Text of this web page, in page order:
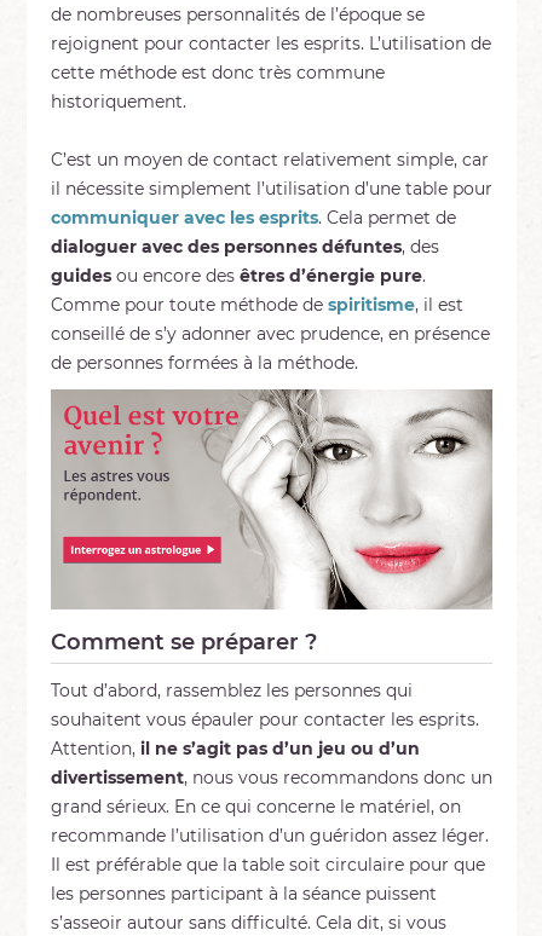
de nombreuses personnalités de l’époque se
rejoignent pour contacter les esprits. L’utilisation de
cette méthode est donc très commune
historiquement.
C’est un moyen de contact relativement simple, car
il nécessite simplement l’utilisation d’une table pour
communiquer avec les esprits. Cela permet de
dialoguer avec des personnes défuntes, des
guidesou encore desêtres d’énergie pure.
Comme pour toute méthode de spiritisme, il est
conseillé de s’y adonner avec prudence, en présence
de personnes formées à la méthode.
Comment se préparer ?
Tout d’abord, rassemblez les personnes qui
souhaitent vous épauler pour contacter les esprits.
Attention, il ne s’agit pas d’un jeu ou d’un
divertissement, nous vous recommandons donc un
grand sérieux. En ce qui concerne le matériel, on
recommande l’utilisation d’un guéridon assez léger.
Il est préférable que la table soit circulaire pour que
les personnes participant à la séance puissent
s’asseoir autour sans difficulté. Cela dit, si vous